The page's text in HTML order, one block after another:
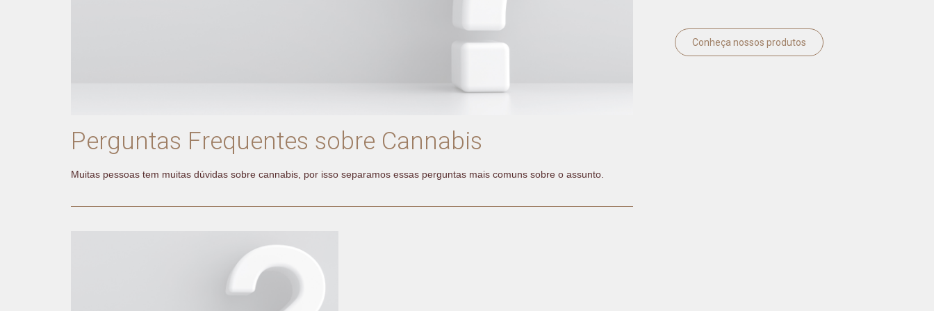
Perguntas Frequentes sobre Cannabis
Muitas pessoas tem muitas dúvidas sobre cannabis, por isso separamos essas perguntas mais comuns sobre o assunto.
Conheça nossos produtos